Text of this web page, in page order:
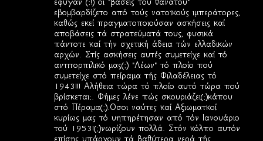
εβομβαρδίζετο από τούς νατοϊκούς ιμπεράτορες,
καθώς εκεί πραγματοποιούσαν ασκήσεις καί
αποβάσεις τά στρατεύματά τους, φυσικά
πάντοτε καί τήν σχετική άδεια τών ελλαδικών
αρχών. Στίς ασκήσεις αυτές συμετείχε καί τό
αντιτορπιλικό μας(;) "Λέων" τό πλοίο πού
συμετείχε στό πείραμα τής Φιλαδέλειας τό
1943!!! Αλήθεια τώρα τό πλοίο αυτό τώρα πού
βρίσκεται;. Φήμες λένε πώς σκουριάζει(;)κάπου
στό Πέραμα(;).Οσοι ναύτες καί Αξιωματκοί
κυρίως μας τό υηπηρέτησαν από τόν Ιανουάριο
τού 1953!(;)νωρίζουν πολλά. Στόν κόλπο αυτόν
επίσης υπάρχουν τά βαθύτερα νερά τής